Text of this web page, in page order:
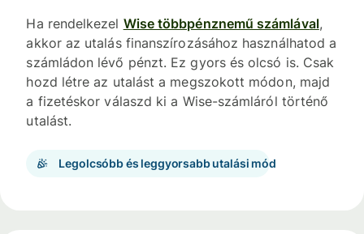
Ha rendelkezel Wise többpénznemű számlával,
akkor az utalás finanszírozásához használhatod a
számládon lévő pénzt. Ez gyors és olcsó is. Csak
hozd létre az utalást a megszokott módon, majd
a fizetéskor válaszd ki a Wise-számláról történő
utalást.
Legolcsóbb és leggyorsabb utalási mód